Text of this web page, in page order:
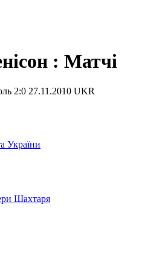
: Матчi
2:0 27.11.2010 UKR
України
Шахтаря